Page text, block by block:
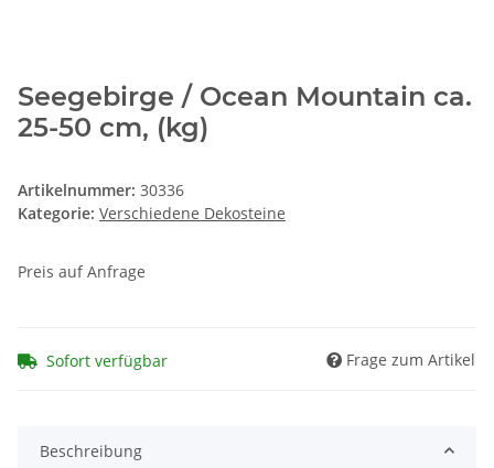
Seegebirge / Ocean Mountain ca.
25-50 cm, (kg)
Artikelnummer: 30336
Kategorie: Verschiedene Dekosteine
Preis auf Anfrage
Sofort verfügbar Frage zum Artikel
Beschreibung